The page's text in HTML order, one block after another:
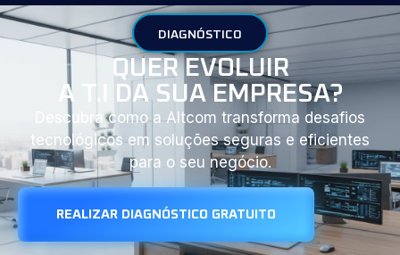
DIAGNÓSTICO
QUER EVOLUIR
A T.I DA SUA EMPRESA?
Descubra como a Altcom transforma desafios
tecnológicos em soluções seguras e eficientes
para o seu negócio.
REALIZAR DIAGNÓSTICO GRATUITO